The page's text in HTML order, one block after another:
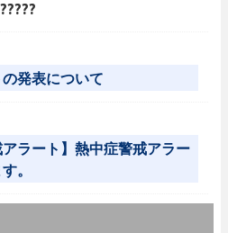
発表について
アラート】熱中症警戒アラー
。